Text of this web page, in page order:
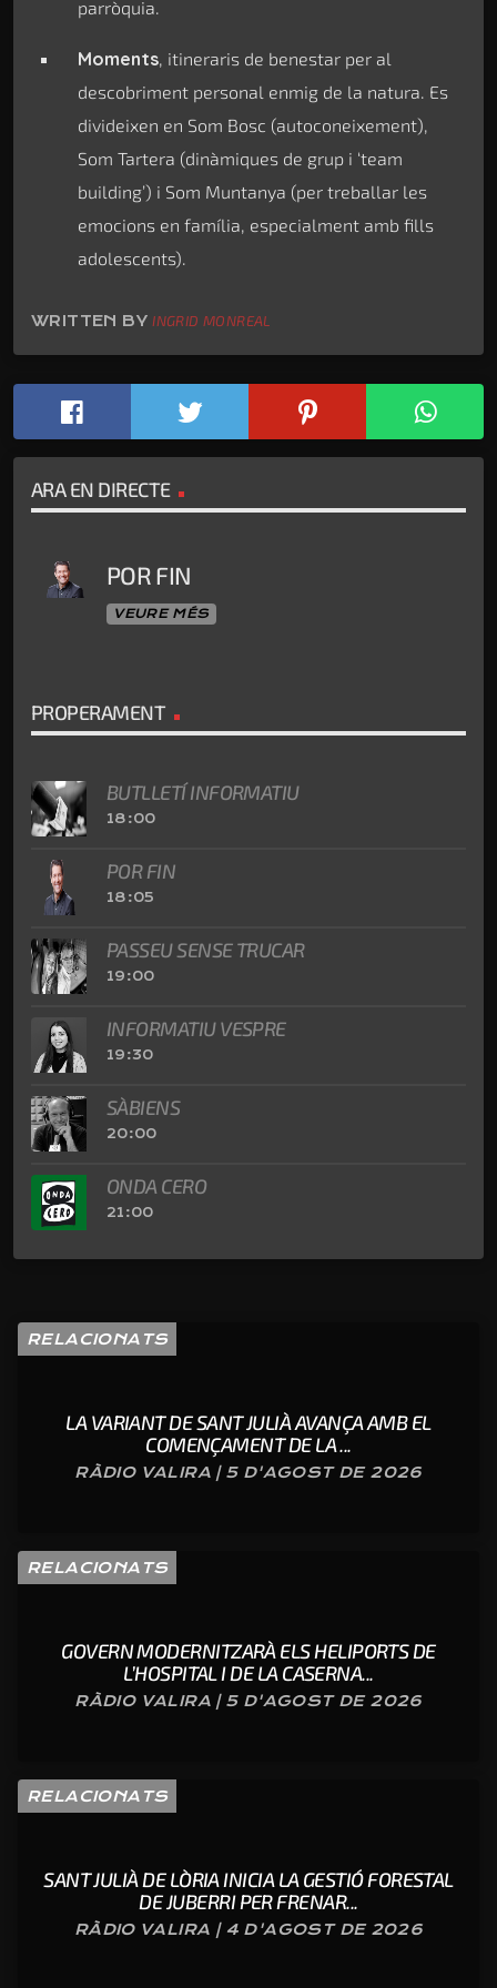
parròquia.
Moments, itineraris de benestar per al
descobriment personal enmig de la natura. Es
divideixen en Som Bosc (autoconeixement),
Som Tartera (dinàmiques de grup i ‘team
building’) i Som Muntanya (per treballar les
emocions en família, especialment amb fills
adolescents).
WRITTEN BYINGRID MONREAL
ARA EN DIRECTE
POR FIN
VEURE MÉS
PROPERAMENT
BUTLLETÍ INFORMATIU
18:00
POR FIN
18:05
PASSEU SENSE TRUCAR
19:00
INFORMATIU VESPRE
19:30
SÀBIENS
20:00
ONDA CERO
21:00
RELACIONATS
LA VARIANT DE SANT JULIÀ AVANÇA AMB EL
COMENÇAMENT DE LA ...
RÀDIO VALIRA | 5 D'AGOST DE 2026
RELACIONATS
GOVERN MODERNITZARÀ ELS HELIPORTS DE
L’HOSPITAL I DE LA CASERNA...
RÀDIO VALIRA | 5 D'AGOST DE 2026
RELACIONATS
SANT JULIÀ DE LÒRIA INICIA LA GESTIÓ FORESTAL
DE JUBERRI PER FRENAR...
RÀDIO VALIRA | 4 D'AGOST DE 2026